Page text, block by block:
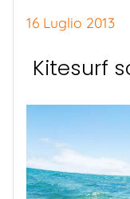
16 Luglio 2013
Kitesurf